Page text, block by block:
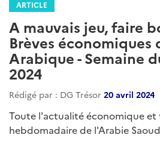
ARTICLE
A mauvais jeu, faire
Brèves économiques
Arabique - Semaine
2024
Rédigé par : DG Trésor 20 avril 2024
Toute l'actualité économique et
hebdomadaire de l'Arabie